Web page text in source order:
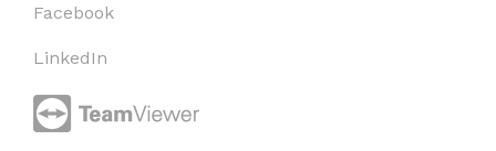
Facebook
LinkedIn